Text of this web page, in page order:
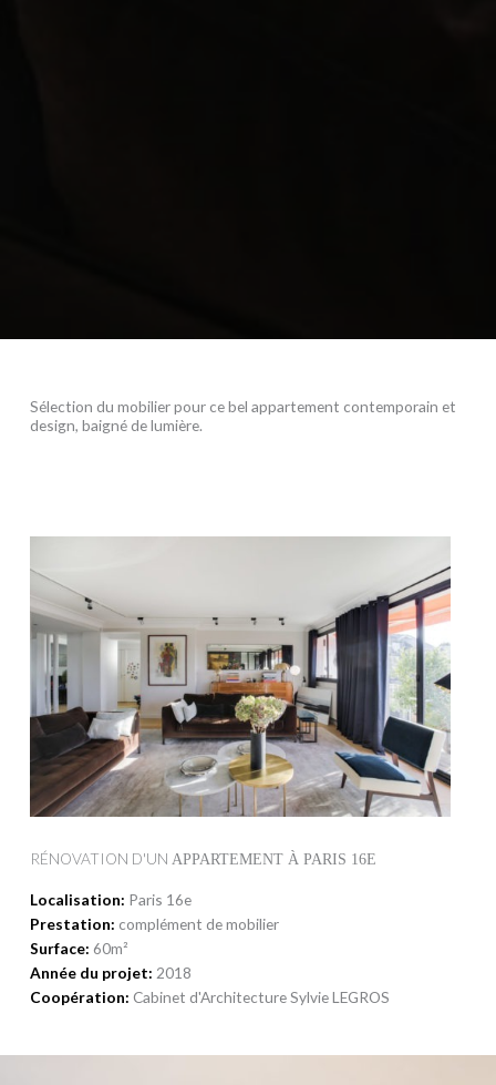
Sélection du mobilier pour ce bel appartement contemporain et
design, baigné de lumière.
RÉNOVATION D'UN APPARTEMENT À PARIS 16E
Localisation: Paris 16e
Prestation: complément de mobilier
Surface:60m²
Année du projet: 2018
Coopération: Cabinet d'Architecture Sylvie LEGROS